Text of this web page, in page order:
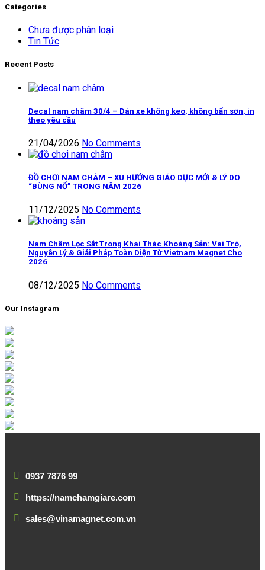
Categories
Chưa được phân loại
Tin Tức
Recent Posts
Decal nam châm 30/4 – Dán xe không keo, không bẩn sơn, in
theo yêu cầu
21/04/2026 No Comments
ĐỒ CHƠI NAM CHÂM – XU HƯỚNG GIÁO DỤC MỚI & LÝ DO
“BÙNG NỔ” TRONG NĂM 2026
11/12/2025 No Comments
Nam Châm Lọc Sắt Trong Khai Thác Khoáng Sản: Vai Trò,
Nguyên Lý & Giải Pháp Toàn Diện Từ Vietnam Magnet Cho
2026
08/12/2025 No Comments
Our Instagram
0937 7876 99
https://namchamgiare.com
sales@vinamagnet.com.vn